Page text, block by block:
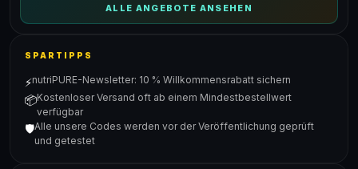
ALLE ANGEBOTE ANSEHEN
SPARTIPPS
⚡nutriPURE-Newsletter: 10 % Willkommensrabatt sichern
📦Kostenloser Versand oft ab einem Mindestbestellwert
verfügbar
🛡️Alle unsere Codes werden vor der Veröffentlichung geprüft
und getestet